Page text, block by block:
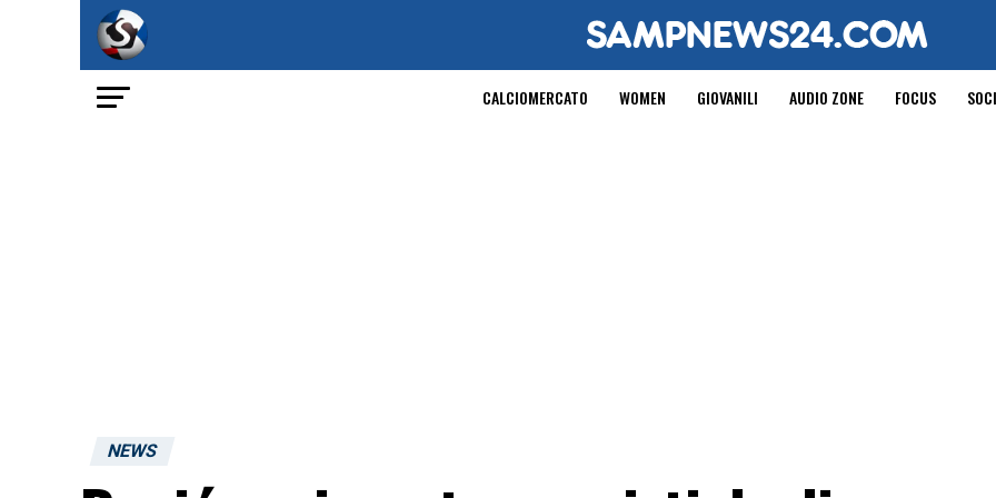
CALCIOMERCATO WOMEN GIOVANILI AUDIO ZONE FOCUS
NEWS